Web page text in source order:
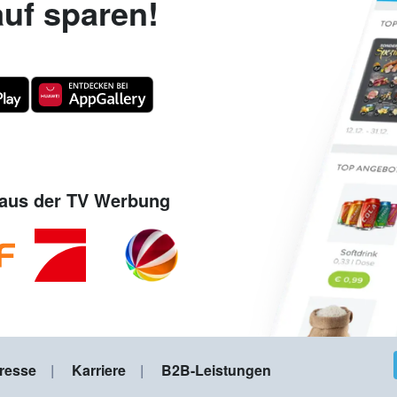
sparen!
der TV Werbung
Karriere B2B-Leistungen